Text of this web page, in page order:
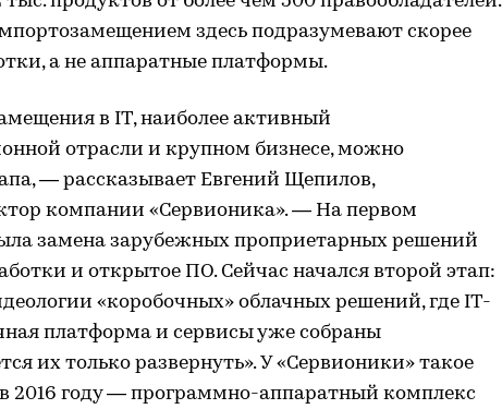
здесь подразумевают скорее
а не аппаратные платформы.
в IT, наиболее активный
отрасли и крупном бизнесе, можно
— рассказывает Евгений Щепилов,
компании «Сервионика». — На первом
замена зарубежных проприетарных решений
и открытое ПО. Сейчас начался второй этап:
«коробочных» облачных решений, где IT-
платформа и сервисы уже собраны
их только развернуть». У «Сервионики» такое
2016 году — программно-аппаратный комплекс